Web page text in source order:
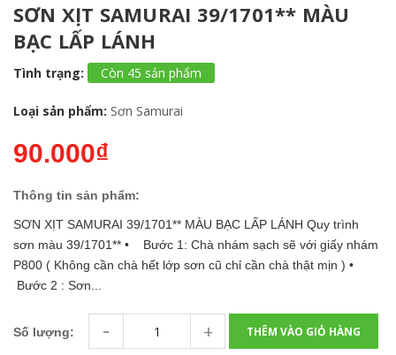
SƠN XỊT SAMURAI 39/1701** MÀU
BẠC LẤP LÁNH
Tình trạng: Còn 45 sản phẩm
Loại sản phẩm: Sơn Samurai
90.000₫
Thông tin sản phẩm:
SƠN XỊT SAMURAI 39/1701** MÀU BẠC LẤP LÁNH Quy trình
sơn màu 39/1701** • Bước 1: Chà nhám sạch sẽ với giấy nhám
P800 ( Không cần chà hết lớp sơn cũ chỉ cần chà thật mịn ) •
Bước 2 : Sơn...
Số lượng: - + THÊM VÀO GIỎ HÀNG